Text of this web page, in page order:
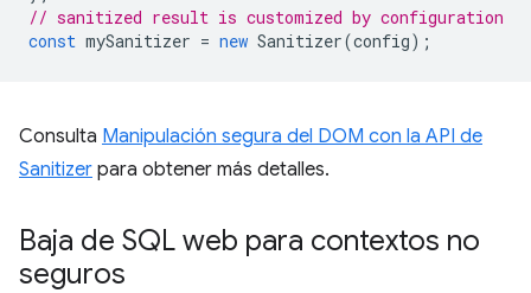
// sanitized result is customized by configuration
const mySanitizer = new Sanitizer(config);
Consulta Manipulación segura del DOM con la API de
Sanitizer para obtener más detalles.
Baja de SQL web para contextos no
seguros